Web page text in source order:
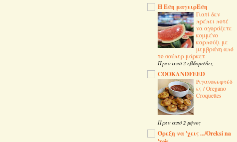
Η Εύη μαγειρΕύη
Γιατί δεν
πρέπει ποτέ
να αγοράζετε
κομμένο
καρπούζι με
μεμβράνη από
το σούπερ μάρκετ
Πριν από 2 εβδομάδες
COOKANDFEED
Ριγανοκεφτέδ
ες / Oregano
Croquettes
Πριν από 2 μήνες
Όρεξη να 'χεις .../Oreksi na